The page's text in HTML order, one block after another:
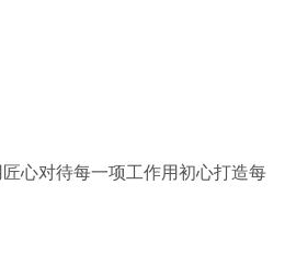
心对待每一项工作用初心打造每